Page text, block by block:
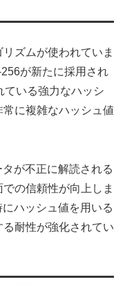
ズムが使われていま
が新たに採用され
ている強力なハッシ
に複雑なハッシュ値
が不正に解読される
の信頼性が向上しま
ハッシュ値を用いる
耐性が強化されてい